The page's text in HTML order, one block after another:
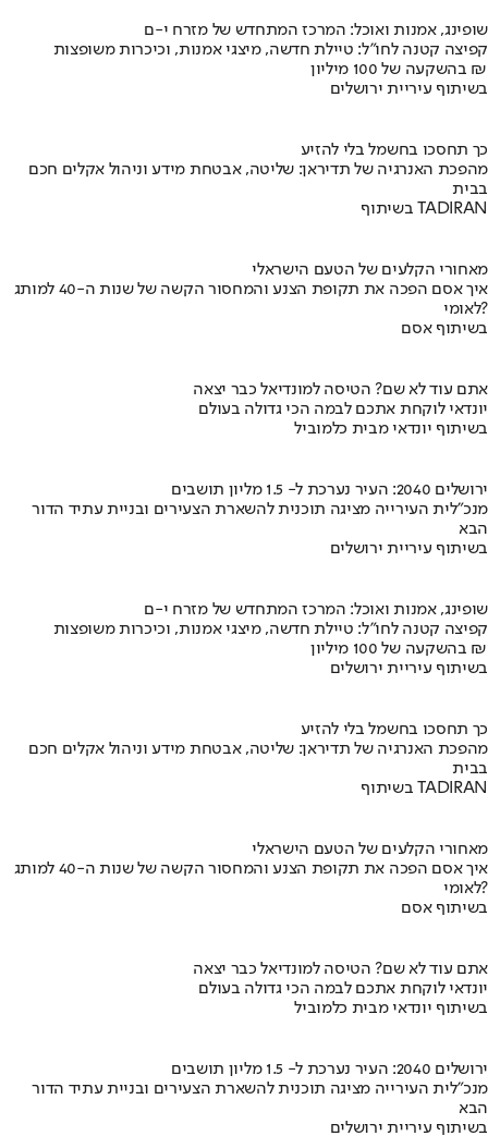
שופינג, אמנות ואוכל: המרכז המתחדש של מזרח י-ם
קפיצה קטנה לחו"ל: טיילת חדשה, מיצגי אמנות, וכיכרות משופצות
בהשקעה של 100 מיליון ₪
בשיתוף עיריית ירושלים
כך תחסכו בחשמל בלי להזיע
מהפכת האנרגיה של תדיראן: שליטה, אבטחת מידע וניהול אקלים חכם
בבית
בשיתוף TADIRAN
מאחורי הקלעים של הטעם הישראלי
איך אסם הפכה את תקופת הצנע והמחסור הקשה של שנות ה-40 למותג
לאומי?
בשיתוף אסם
אתם עוד לא שם? הטיסה למונדיאל כבר יצאה
יונדאי לוקחת אתכם לבמה הכי גדולה בעולם
בשיתוף יונדאי מבית כלמוביל
ירושלים 2040: העיר נערכת ל- 1.5 מליון תושבים
מנכ"לית העירייה מציגה תוכנית להשארת הצעירים ובניית עתיד הדור
הבא
בשיתוף עיריית ירושלים
שופינג, אמנות ואוכל: המרכז המתחדש של מזרח י-ם
קפיצה קטנה לחו"ל: טיילת חדשה, מיצגי אמנות, וכיכרות משופצות
בהשקעה של 100 מיליון ₪
בשיתוף עיריית ירושלים
כך תחסכו בחשמל בלי להזיע
מהפכת האנרגיה של תדיראן: שליטה, אבטחת מידע וניהול אקלים חכם
בבית
בשיתוף TADIRAN
מאחורי הקלעים של הטעם הישראלי
איך אסם הפכה את תקופת הצנע והמחסור הקשה של שנות ה-40 למותג
לאומי?
בשיתוף אסם
אתם עוד לא שם? הטיסה למונדיאל כבר יצאה
יונדאי לוקחת אתכם לבמה הכי גדולה בעולם
בשיתוף יונדאי מבית כלמוביל
ירושלים 2040: העיר נערכת ל- 1.5 מליון תושבים
מנכ"לית העירייה מציגה תוכנית להשארת הצעירים ובניית עתיד הדור
הבא
בשיתוף עיריית ירושלים